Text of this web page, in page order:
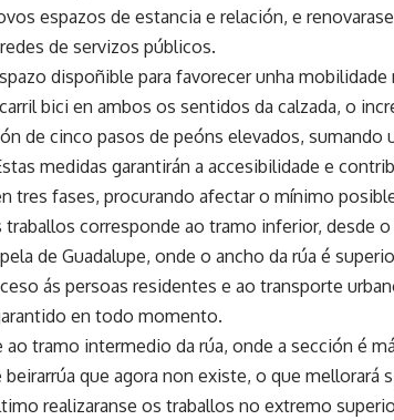
espazos de estancia e relación, e
de servizos públicos.
dispoñible para favorecer unha
bici en ambos os sentidos da calzada, o
de cinco pasos de peóns elevados, sumando
medidas garantirán a accesibilidade e
tres fases, procurando afectar o mínimo
traballos corresponde ao tramo inferior, desde
de Guadalupe, onde o ancho da rúa é
ás persoas residentes e ao transporte
en todo momento.
ao tramo intermedio da rúa, onde a sección é
que agora non existe, o que mellorará
realizaranse os traballos no extremo